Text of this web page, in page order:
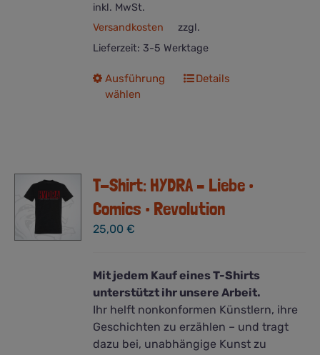
inkl. MwSt.
zzgl.
Versandkosten
Lieferzeit: 3-5 Werktage
Ausführung
wählen
Dieses
Die
können
Details
T-Shirt: HYDRA – Liebe •
Comics • Revolution
25,00€
Mit jedem Kauf eines T-Shirts
unterstützt ihr unsere Arbeit.
Ihr helft nonkonformen Künstlern, ihre
Geschichten zu erzählen – und tragt
dazu bei, unabhängige Kunst zu